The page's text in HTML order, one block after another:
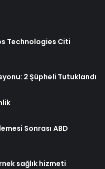
Technologies Citi
2 Şüpheli Tutuklandı
Sonrası ABD
sağlık hizmeti